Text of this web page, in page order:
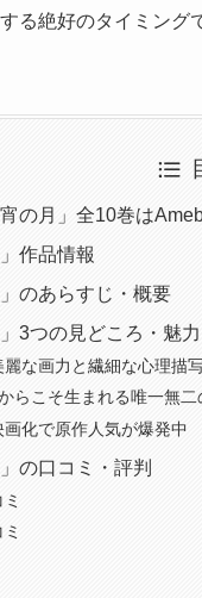
る絶好のタイミング
の月」全10巻は
作品情報
のあらすじ・概要
3つの見どころ・魅力
な画力と繊細な心理描
らこそ生まれる唯一無
化で原作人気が爆発中
の口コミ・評判